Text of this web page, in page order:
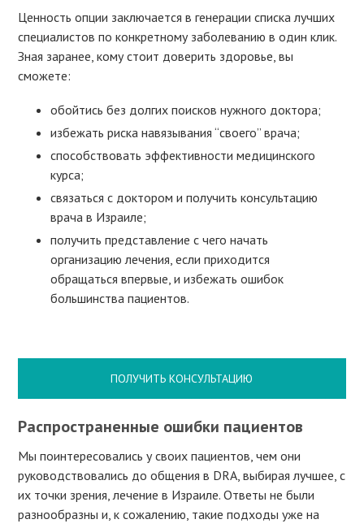
Ценность опции заключается в генерации списка лучших
специалистов по конкретному заболеванию в один клик.
Зная заранее, кому стоит доверить здоровье, вы
сможете:
обойтись без долгих поисков нужного доктора;
избежать риска навязывания “своего” врача;
способствовать эффективности медицинского
курса;
связаться с доктором и получить консультацию
врача в Израиле;
получить представление с чего начать
организацию лечения, если приходится
обращаться впервые, и избежать ошибок
большинства пациентов.
ПОЛУЧИТЬ КОНСУЛЬТАЦИЮ
Распространенные ошибки пациентов
Мы поинтересовались у своих пациентов, чем они
руководствовались до общения в DRA, выбирая лучшее, с
их точки зрения, лечение в Израиле. Ответы не были
разнообразны и, к сожалению, такие подходы уже на